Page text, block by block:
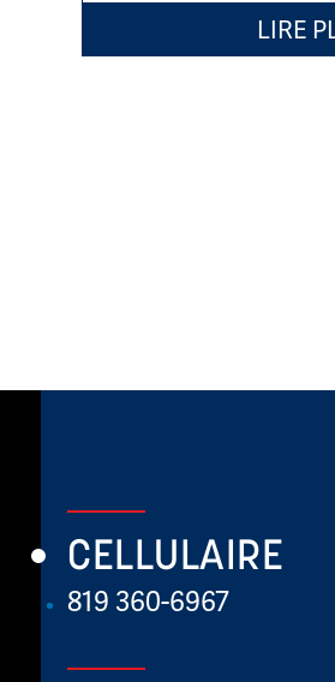
LIRE
CELLULAIRE
819 360-6967